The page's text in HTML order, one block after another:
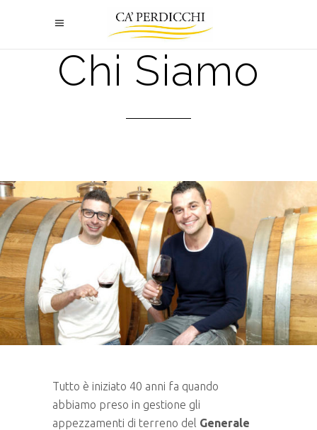
Chi Siamo
Tutto è iniziato 40 anni fa quando
abbiamo preso in gestione gli
appezzamenti di terreno del Generale